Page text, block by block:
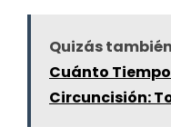
Quizás
Cuánto
Circuncisión: